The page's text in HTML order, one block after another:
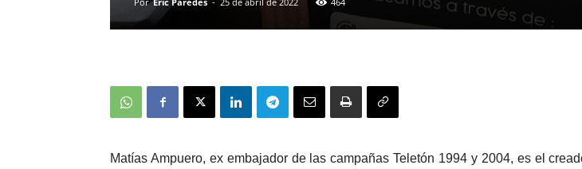
Matías Ampuero, ex embajador de las campañas Teletón 1994 y 2004, es el